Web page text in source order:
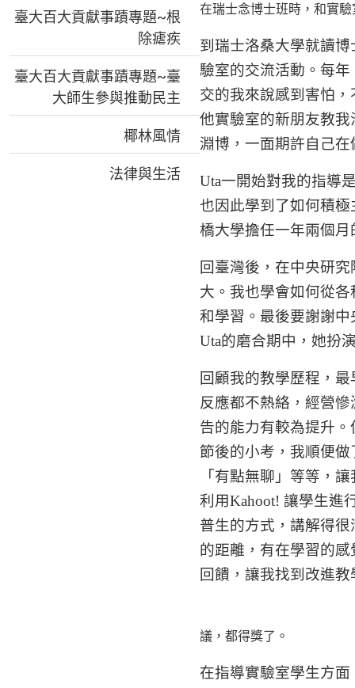
臺大百大貢獻事蹟專題~根
除瘧疾
臺大百大貢獻事蹟專題~臺
大師生參與推動民主
椰林風情
法律與生活
在瑞士念博士班時，和實
到瑞士洛桑大學就讀
驗室的交流活動。每
交的我來說感到害怕
他實驗室的新朋友教
淵博，一面期許自己
Uta一開始對我的指導
也因此學到了如何積
橋大學擔任一年兩個
回臺灣後，在中央研
大。我也學會如何從
和學習。最後要謝謝
Uta的磨合期中，她扮
回顧我的教學歷程，
反應都不熱絡，經營
告的能力有較為提升
節後的小考，我順便
「有點無聊」等等，
利用Kahoot! 讓學生進
普生的方式，講解得
的距離，有在學習的
回饋，讓我找到改進
議，都得獎了。
在指導實驗室學生方